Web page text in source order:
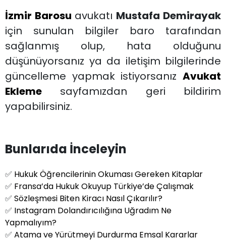
İzmir Barosu avukatı Mustafa Demirayak
için sunulan bilgiler baro tarafından
sağlanmış olup, hata olduğunu
düşünüyorsanız ya da iletişim bilgilerinde
güncelleme yapmak istiyorsanız Avukat
Ekleme sayfamızdan geri bildirim
yapabilirsiniz.
Bunlarıda İnceleyin
✅ Hukuk Öğrencilerinin Okuması Gereken Kitaplar
✅ Fransa’da Hukuk Okuyup Türkiye’de Çalışmak
✅ Sözleşmesi Biten Kiracı Nasıl Çıkarılır?
✅ Instagram Dolandırıcılığına Uğradım Ne
Yapmalıyım?
✅ Atama ve Yürütmeyi Durdurma Emsal Kararlar